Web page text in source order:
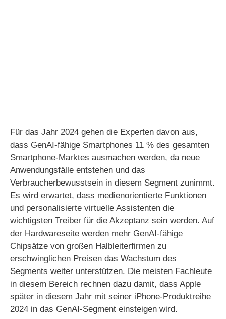
Für das Jahr 2024 gehen die Experten davon aus,
dass GenAI-fähige Smartphones 11 % des gesamten
Smartphone-Marktes ausmachen werden, da neue
Anwendungsfälle entstehen und das
Verbraucherbewusstsein in diesem Segment zunimmt.
Es wird erwartet, dass medienorientierte Funktionen
und personalisierte virtuelle Assistenten die
wichtigsten Treiber für die Akzeptanz sein werden. Auf
der Hardwareseite werden mehr GenAI-fähige
Chipsätze von großen Halbleiterfirmen zu
erschwinglichen Preisen das Wachstum des
Segments weiter unterstützen. Die meisten Fachleute
in diesem Bereich rechnen dazu damit, dass Apple
später in diesem Jahr mit seiner iPhone-Produktreihe
2024 in das GenAI-Segment einsteigen wird.